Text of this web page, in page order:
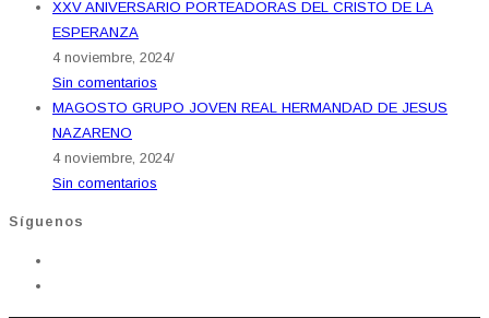
XXV ANIVERSARIO PORTEADORAS DEL CRISTO DE LA
ESPERANZA
4 noviembre, 2024/
Sin comentarios
MAGOSTO GRUPO JOVEN REAL HERMANDAD DE JESUS
NAZARENO
4 noviembre, 2024/
Sin comentarios
Síguenos